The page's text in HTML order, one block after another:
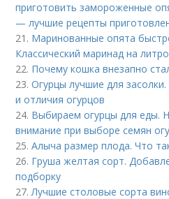
приготовить замороженные
— лучшие рецепты
21. Маринованные опята
Классический маринад на
22. Почему кошка внезапно
23.Огурцы лучшие для
и отличия огурцов
24. Выбираем огурцы для еды.
внимание при выборе семян
25.Алыча размер плода. Что
26. Груша желтая сорт.
подборку
27.Лучшие столовые сорта